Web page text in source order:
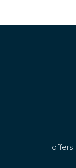
offers